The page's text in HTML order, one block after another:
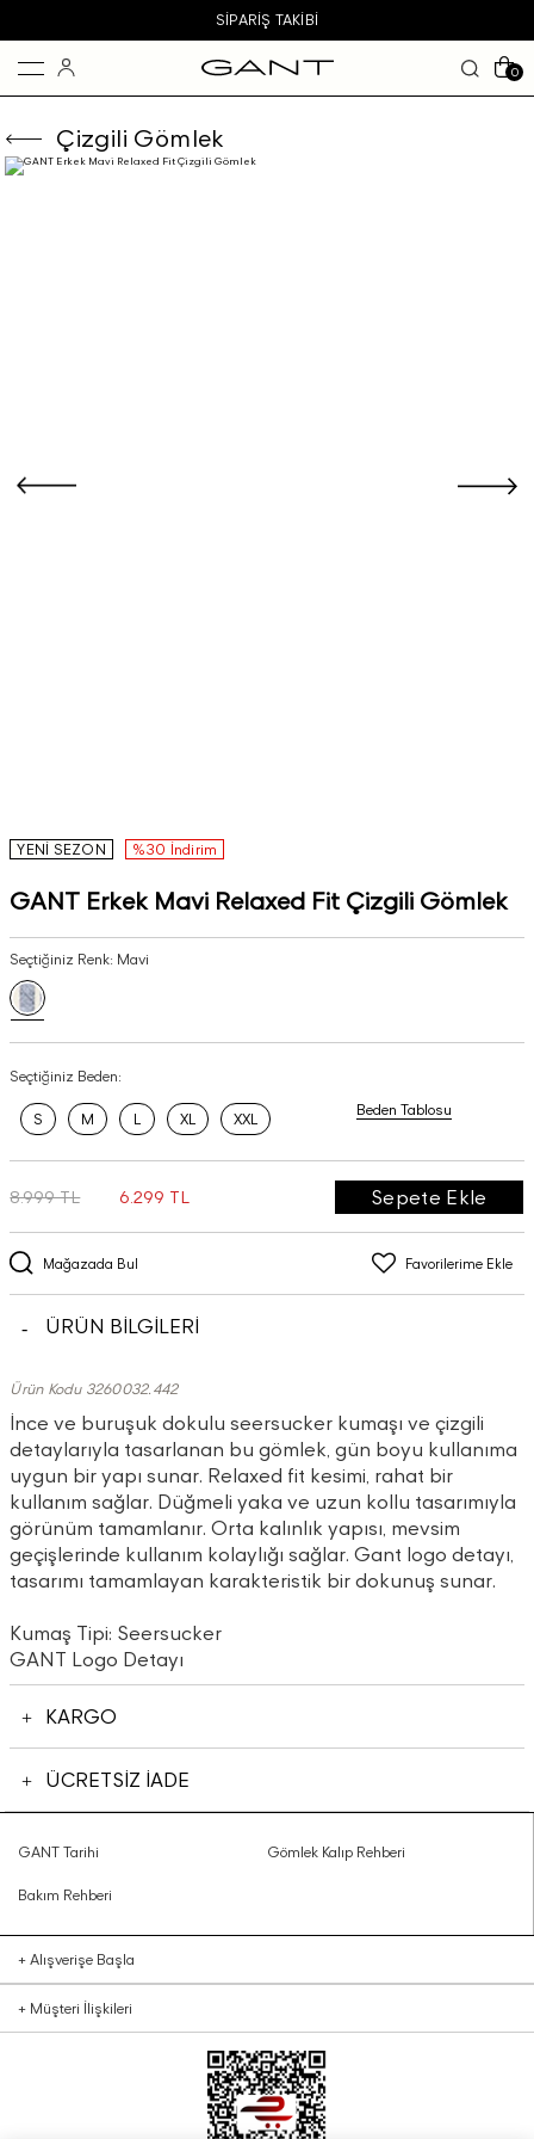
SIPARIŞ TAKIBI
0
Çizgili Gömlek
YENİ SEZON %30 İndirim
GANT Erkek Mavi Relaxed Fit Çizgili Gömlek
Seçtiğiniz Renk: Mavi
Seçtiğiniz Beden:
S M L XL XXL
Beden Tablosu
Mağazada Bul Favorilerime Ekle
8.999 TL 6.299 TL Sepete Ekle
ÜRÜN BİLGİLERİ
Ürün Kodu 3260032.442
İnce ve buruşuk dokulu seersucker kumaşı ve çizgili
detaylarıyla tasarlanan bu gömlek, gün boyu kullanıma
uygun bir yapı sunar. Relaxed fit kesimi, rahat bir
kullanım sağlar. Düğmeli yaka ve uzun kollu tasarımıyla
görünüm tamamlanır. Orta kalınlık yapısı, mevsim
geçişlerinde kullanım kolaylığı sağlar. Gant logo detayı,
tasarımı tamamlayan karakteristik bir dokunuş sunar.
Kumaş Tipi: Seersucker
GANT Logo Detayı
KARGO
ÜCRETSİZ İADE
GANT Tarihi Gömlek Kalıp Rehberi
Bakım Rehberi
+ Alışverişe Başla
+ Müşteri İlişkileri